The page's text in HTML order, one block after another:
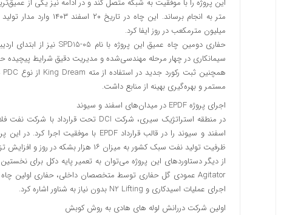
میلیون مترمکعب در روز ایفا کرد.
سیمانکاری در چهار مرحله مهندسی‌شده و مدیریت دقیق شرایط پیچیده
مستمر و بهره‌گیری بهینه از منابع داشت.
اجرای پروژه EPDF در میدان‌های اسفند و سیوند
ظرفیت تولید نفت سبک کشور به میزان ۱۶ هزار بشکه در روز و افزایش تزریق روزانه ۱۲ هزار بشکه آب به مخزن بوده است.
اجرای عملیات اسیدکاری و N2 Lifting بدون نیاز به شناور اشاره کرد.
اولین شرکت دررانش لوله های هادی به روش کوبش